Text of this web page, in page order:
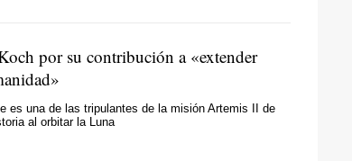
por su contribución a «extender
es una de las tripulantes de la misión Artemis II de
al orbitar la Luna